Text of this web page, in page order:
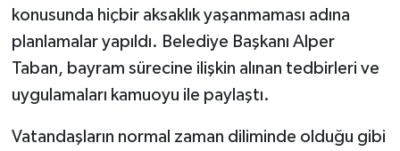
konusunda hiçbir aksaklık yaşanmaması adına
planlamalar yapıldı. Belediye Başkanı Alper
Taban, bayram sürecine ilişkin alınan tedbirleri ve
uygulamaları kamuoyu ile paylaştı.
Vatandaşların normal zaman diliminde olduğu gibi